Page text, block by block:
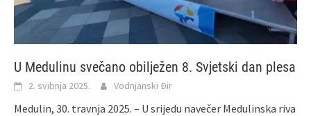
U Medulinu svečano obilježen 8. Svjetski dan plesa
2. svibnja 2025. Vodnjanski Đir
Medulin, 30. travnja 2025. – U srijedu navečer Medulinska riva